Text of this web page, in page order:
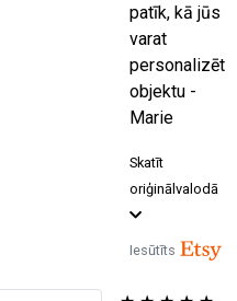
patīk, kā jūs
varat
personalizēt
objektu -
Marie
Skatīt
oriģinālvalodā
Iesūtīts